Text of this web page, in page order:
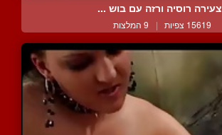
צעירה רוסיה ורזה עם בוש ...
15619 צפיות | 9 המלצות